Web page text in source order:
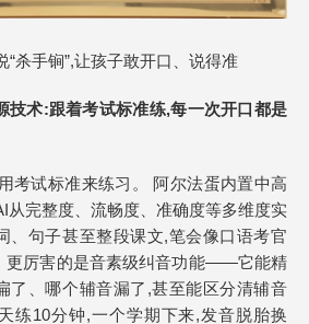
“杀手锏”,让孩子敢开口、说得准
技术:跟着考试标准练,每一次开口都是
考试标准来练习。 阿尔法蛋内置中高
从完整度、流畅度、准确度等多维度实
、句子甚至整段课文,笔会像口语考官
更厉害的是音素级纠音功能——它能精
了、哪个辅音漏了,甚至能区分清辅音
练10分钟,一个学期下来,发音脱胎换